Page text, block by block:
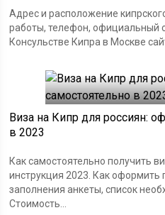
Адрес и расположение
работы, телефон, официальный
Консульстве Кипра в Москве
Виза на Кипр для россиян:
в 2023
Как самостоятельно получить
инструкция 2023. Как оформить
заполнения анкеты, список
Стоимость...